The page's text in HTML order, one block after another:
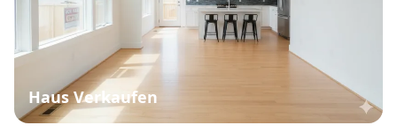
Haus Verkaufen